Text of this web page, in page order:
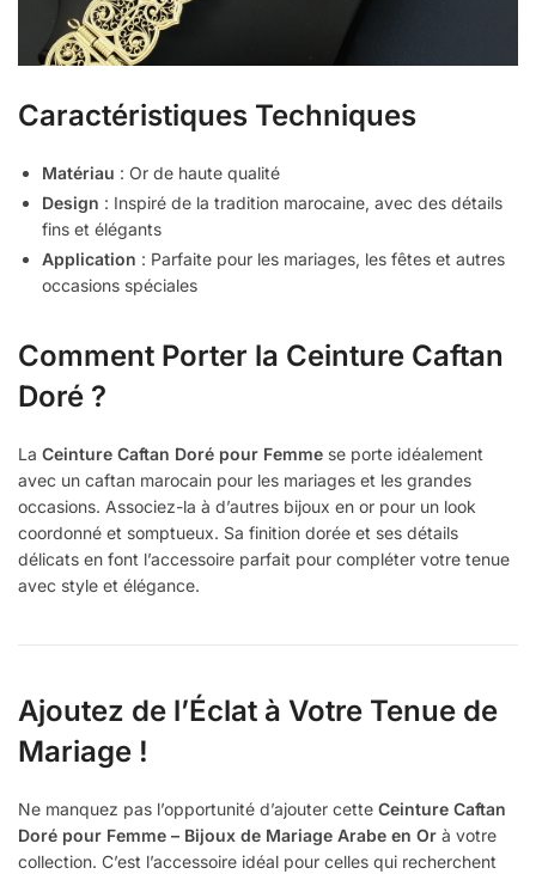
Caractéristiques Techniques
Matériau : Or de haute qualité
Design : Inspiré de la tradition marocaine, avec des détails
fins et élégants
Application : Parfaite pour les mariages, les fêtes et autres
occasions spéciales
Comment Porter la Ceinture Caftan
Doré ?
La Ceinture Caftan Doré pour Femme se porte idéalement
avec un caftan marocain pour les mariages et les grandes
occasions. Associez-la à d’autres bijoux en or pour un look
coordonné et somptueux. Sa finition dorée et ses détails
délicats en font l’accessoire parfait pour compléter votre tenue
avec style et élégance.
Ajoutez de l’Éclat à Votre Tenue de
Mariage !
Ne manquez pas l’opportunité d’ajouter cette Ceinture Caftan
Doré pour Femme – Bijoux de Mariage Arabe en Or à votre
collection. C’est l’accessoire idéal pour celles qui recherchent